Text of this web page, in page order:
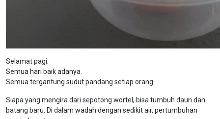
Selamat pagi.
Semua hari baik adanya.
Semua tergantung sudut pandang setiap orang.
Siapa yang mengira dari sepotong wortel, bisa tumbuh daun dan
batang baru. Di dalam wadah dengan sedikit air, pertumbuhan